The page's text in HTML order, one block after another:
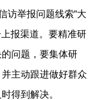
访举报问题线索“大
上报渠道。要精准研
问题，要集体研
主动跟进做好群众
得到解决。